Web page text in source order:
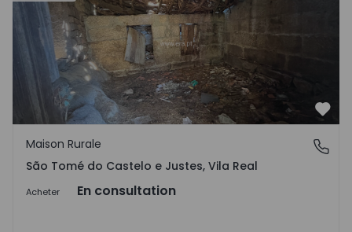
São Tomé do Castelo e Justes, Vila Real
Maison Rurale
São Tomé do Castelo e Justes, Vila Real
Acheter En consultation